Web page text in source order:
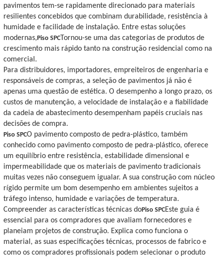
pavimentos tem-se rapidamente direcionado para materiais
resilientes concebidos que combinam durabilidade, resistência à
humidade e facilidade de instalação. Entre estas soluções
modernas,Piso SPC Tornou-se uma das categorias de produtos de
crescimento mais rápido tanto na construção residencial como na
comercial.
Para distribuidores, importadores, empreiteiros de engenharia e
responsáveis ​​de compras, a seleção de pavimentos já não é
apenas uma questão de estética. O desempenho a longo prazo, os
custos de manutenção, a velocidade de instalação e a fiabilidade
da cadeia de abastecimento desempenham papéis cruciais nas
decisões de compra.
Piso SPCO pavimento composto de pedra-plástico, também
conhecido como pavimento composto de pedra-plástico, oferece
um equilíbrio entre resistência, estabilidade dimensional e
impermeabilidade que os materiais de pavimento tradicionais
muitas vezes não conseguem igualar. A sua construção com núcleo
rígido permite um bom desempenho em ambientes sujeitos a
tráfego intenso, humidade e variações de temperatura.
Compreender as características técnicas doPiso SPCEste guia é
essencial para os compradores que avaliam fornecedores e
planeiam projetos de construção. Explica como funciona o
material, as suas especificações técnicas, processos de fabrico e
como os compradores profissionais podem selecionar o produto